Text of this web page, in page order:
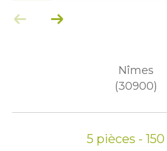
Nîmes
(30900)
5 pièces -